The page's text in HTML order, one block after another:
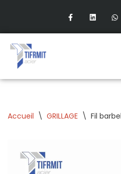
contenu
Accueil \ GRILLAGE \ Fil